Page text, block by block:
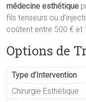
médecine esthétique
fils tenseurs ou
coûtent entre 500 € et
Options de
Type d’Intervention
Chirurgie Esthétique